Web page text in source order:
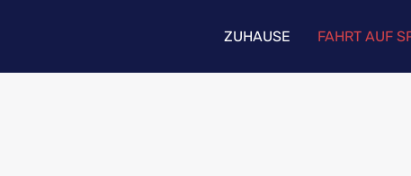
ZUHAUSE FAHRT AUF